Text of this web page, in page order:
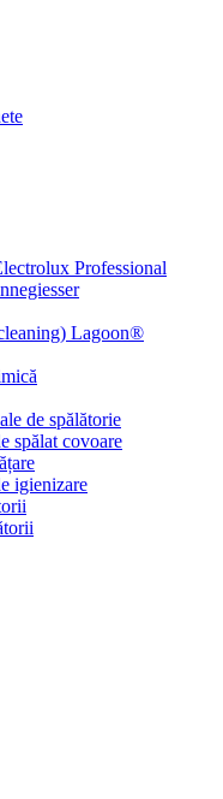
Professional
Lagoon®
de spălătorie
spălat covoare
igienizare